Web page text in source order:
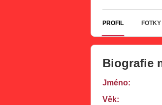
PROFIL FOTKY
Biografie
Jméno:
Věk: